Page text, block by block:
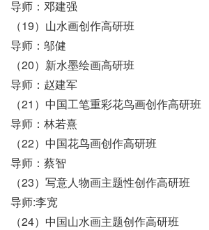
导师：邓建强
（19）山水画创作高研班
导师：邬健
（20）新水墨绘画高研班
导师：赵建军
（21）中国工笔重彩花鸟画创作高研班
导师：林若熹
（22）中国花鸟画创作高研班
导师：蔡智
（23）写意人物画主题性创作高研班
导师:李宽
（24）中国山水画主题创作高研班